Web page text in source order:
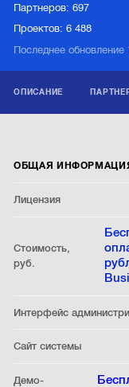
Партнеров:697
Проектов:6 488
Последнее обновление
ОПИСАНИЕ
ОБЩАЯ
Лицензия
Стоимость,
руб.
Интерфейс
Сайт системы
Демо-